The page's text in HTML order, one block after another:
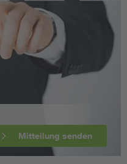
Mitteilung senden